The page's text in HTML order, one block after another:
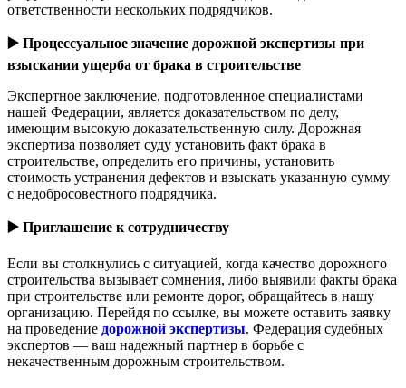
ответственности нескольких подрядчиков.
▶️ Процессуальное значение дорожной экспертизы при
взыскании ущерба от брака в строительстве
Экспертное заключение, подготовленное специалистами
нашей Федерации, является доказательством по делу,
имеющим высокую доказательственную силу. Дорожная
экспертиза позволяет суду установить факт брака в
строительстве, определить его причины, установить
стоимость устранения дефектов и взыскать указанную сумму
с недобросовестного подрядчика.
▶️ Приглашение к сотрудничеству
Если вы столкнулись с ситуацией, когда качество дорожного
строительства вызывает сомнения, либо выявили факты брака
при строительстве или ремонте дорог, обращайтесь в нашу
организацию. Перейдя по ссылке, вы можете оставить заявку
на проведение дорожной экспертизы. Федерация судебных
экспертов — ваш надежный партнер в борьбе с
некачественным дорожным строительством.